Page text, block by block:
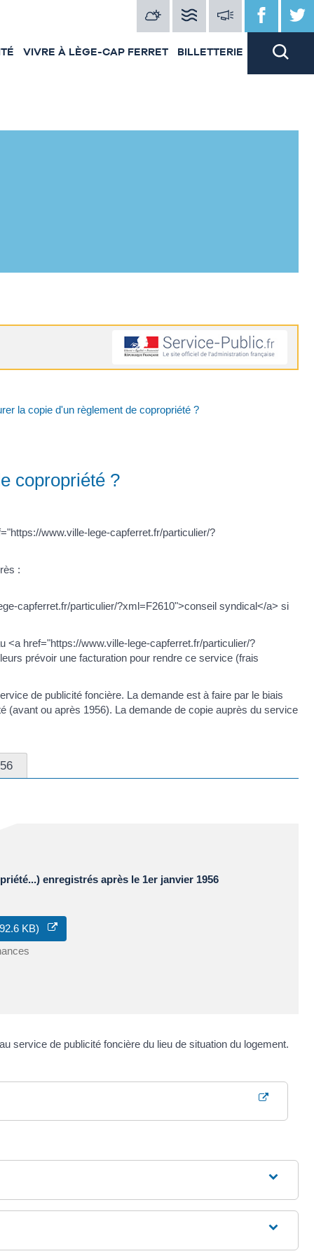
VIVRE À LÈGE-CAP FERRET BILLETTERIE
la copie d'un règlement de copropriété ?
copropriété ?
www.ville-lege-capferret.fr/particulier/?
:
capferret.fr/particulier/?xml=F2610">conseil syndical</a> si
<a href="https://www.ville-lege-capferret.fr/particulier/?
prévoir une facturation pour rendre ce service (frais
de publicité foncière. La demande est à faire par le biais
(avant ou après 1956). La demande de copie auprès du service
enregistrés après le 1er janvier 1956
KB)
service de publicité foncière du lieu de situation du logement.